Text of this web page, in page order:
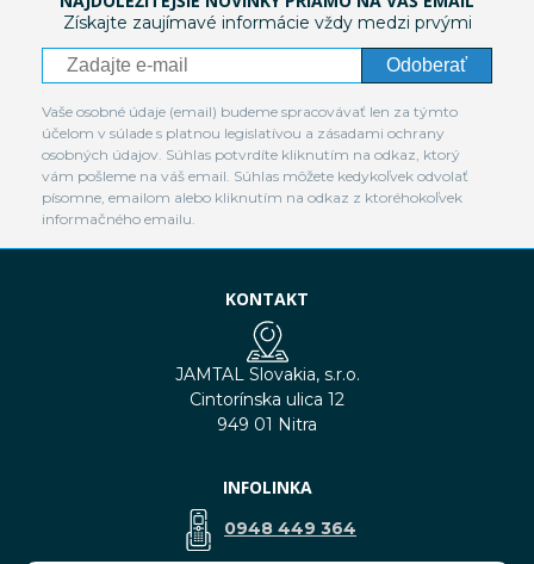
Získajte zaujímavé informácie vždy medzi prvými
Odoberať
Vaše osobné údaje (email) budeme spracovávať len za týmto
účelom v súlade s platnou legislatívou a zásadami ochrany
osobných údajov. Súhlas potvrdíte kliknutím na odkaz, ktorý
vám pošleme na váš email. Súhlas môžete kedykoľvek odvolať
písomne, emailom alebo kliknutím na odkaz z ktoréhokoľvek
informačného emailu.
KONTAKT
JAMTAL Slovakia, s.r.o.
Cintorínska ulica 12
949 01 Nitra
INFOLINKA
0948 449 364